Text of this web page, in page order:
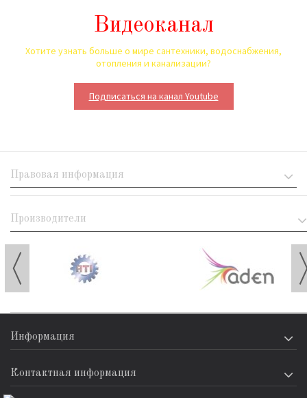
Видеоканал
Хотите узнать больше о мире сантехники, водоснабжения,
отопления и канализации?
Подписаться на канал Youtube
Правовая информация
Производители
Информация
Контактная информация